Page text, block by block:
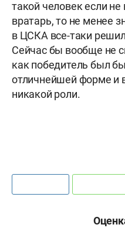
такой человек если
вратарь, то не менее
в ЦСКА все-таки
Сейчас бы вообще не
как победитель был
отличнейшей форме и
никакой роли.